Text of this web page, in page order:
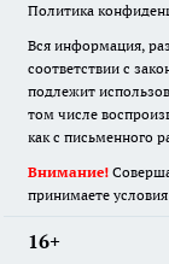
Политика
Вся информация,
соответствии с
подлежит
том числе
как с письменного
Внимание!
принимаете
16+